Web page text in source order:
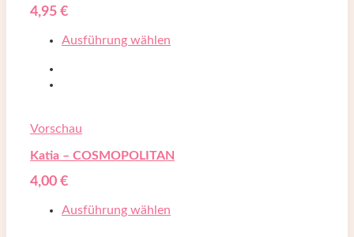
4,95 €
Ausführung wählen
Vorschau
Katia – COSMOPOLITAN
4,00 €
Ausführung wählen